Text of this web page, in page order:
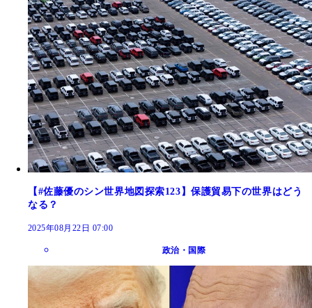
【#佐藤優のシン世界地図探索123】保護貿易下の世界はどう
なる？
2025年08月22日 07:00
政治・国際